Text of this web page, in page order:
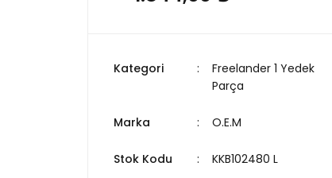
Kategori
Freelander 1 Yedek
Parça
Marka O.E.M
Stok Kodu KKB102480 L